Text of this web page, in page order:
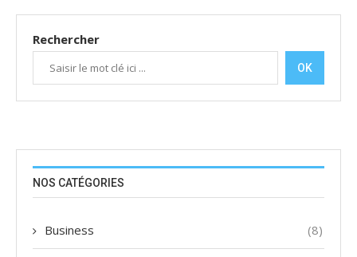
Rechercher
OK
NOS CATÉGORIES
Business (8)